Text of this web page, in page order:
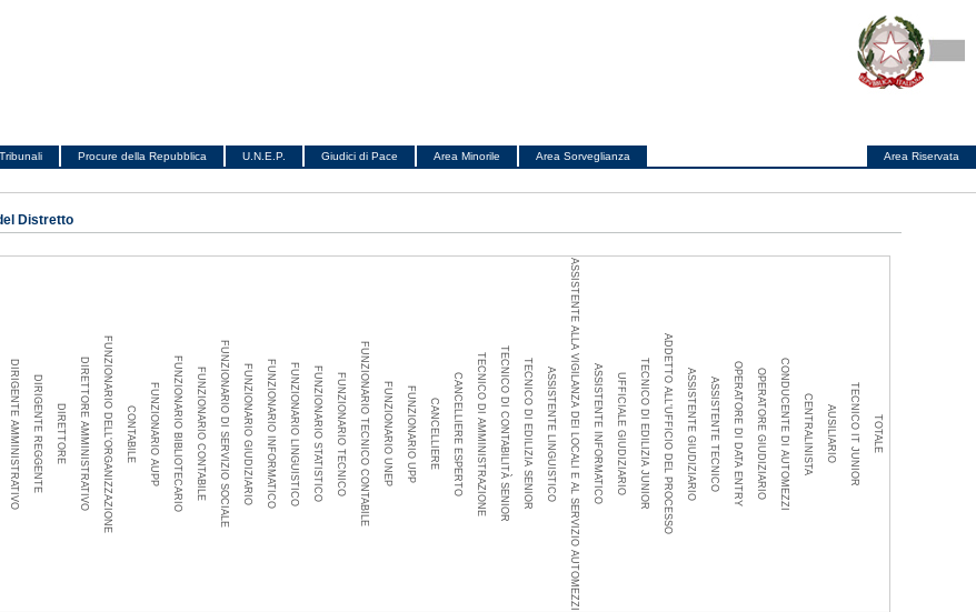
Tribunali Procure della Repubblica U.N.E.P. Giudici di Pace Area Minorile Area Sorveglianza
Area Riservata
Distretto
DIRIGENTE AMMINISTRATIVODIRIGENTE REGGENTE DIRETTORE DIRETTORE AMMINISTRATIVOFUNZIONARIO DELL'ORGANIZZAZIONE CONTABILE FUNZIONARIO AUPPFUNZIONARIO BIBLIOTECARIOFUNZIONARIO CONTABILEFUNZIONARIO DI SERVIZIO SOCIALEFUNZIONARIO GIUDIZIARIOFUNZIONARIO INFORMATICOFUNZIONARIO LINGUISTICOFUNZIONARIO STATISTICOFUNZIONARIO TECNICOFUNZIONARIO TECNICO CONTABILEFUNZIONARIO UNEPFUNZIONARIO UPP CANCELLIERE CANCELLIERE ESPERTOTECNICO DI AMMINISTRAZIONETECNICO DI CONTABILITÀ SENIORTECNICO DI EDILIZIA SENIORASSISTENTE LINGUISTICOASSISTENTE ALLA VIGILANZA DEI LOCALI E AL SERVIZIO AUTOMEZZIASSISTENTE INFORMATICOUFFICIALE GIUDIZIARIOTECNICO DI EDILIZIA JUNIORADDETTO ALL'UFFICIO DEL PROCESSOASSISTENTE GIUDIZIARIOASSISTENTE TECNICOOPERATORE DI DATA ENTRYOPERATORE GIUDIZIARIOCONDUCENTE DI AUTOMEZZICENTRALINISTA AUSILIARIO TECNICO IT JUNIOR TOTALE